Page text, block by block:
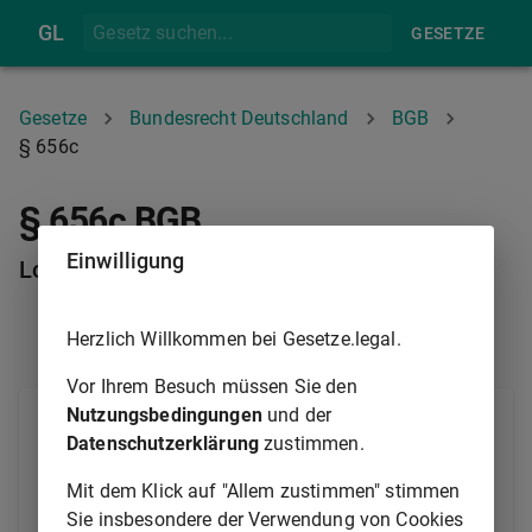
GL GESETZE
Gesetze Bundesrecht Deutschland
BGB
§ 656c
§ 656c BGB
Lohnanspruch bei Tätigkeit für beide Parteien
§ 656B
(1) Lässt sich der Makler von beiden Parteien des
Kaufvertrags über eine Wohnung oder ein
Einfamilienhaus einen Maklerlohn versprechen, so
kann dies nur in der Weise erfolgen, dass sich die
Einwilligung
Herzlich Willkommen bei Gesetze.legal.
Vor Ihrem Besuch müssen Sie den
Nutzungsbedingungenund der
Datenschutzerklärung zustimmen.
Mit dem Klick auf "Allem zustimmen" stimmen
Sie insbesondere der Verwendung von Cookies